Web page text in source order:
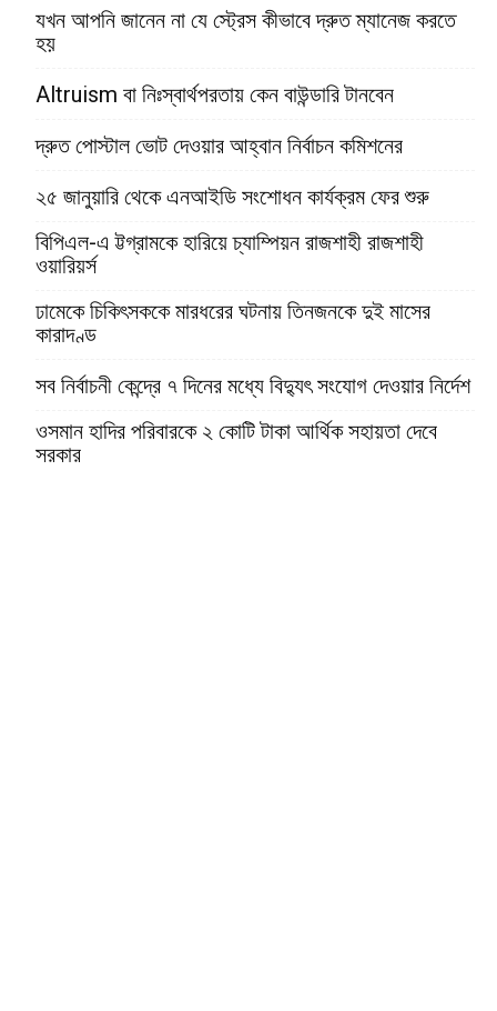
যখন আপনি জানেন না যে স্ট্রেস কীভাবে দ্রুত ম্যানেজ করতে
হয়
Altruism বা নিঃস্বার্থপরতায় কেন বাউন্ডারি টানবেন
দ্রুত পোস্টাল ভোট দেওয়ার আহ্বান নির্বাচন কমিশনের
২৫ জানুয়ারি থেকে এনআইডি সংশোধন কার্যক্রম ফের শুরু
বিপিএল-এ ট্টগ্রামকে হারিয়ে চ্যাম্পিয়ন রাজশাহী রাজশাহী
ওয়ারিয়র্স
ঢামেকে চিকিৎসককে মারধরের ঘটনায় তিনজনকে দুই মাসের
কারাদণ্ড
সব নির্বাচনী কেন্দ্রে ৭ দিনের মধ্যে বিদ্যুৎ সংযোগ দেওয়ার নির্দেশ
ওসমান হাদির পরিবারকে ২ কোটি টাকা আর্থিক সহায়তা দেবে
সরকার